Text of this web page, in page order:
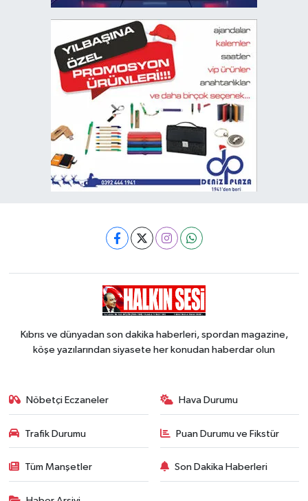
Kıbrıs ve dünyadan son dakika haberleri, spordan magazine,
köşe yazılarından siyasete her konudan haberdar olun
Nöbetçi Eczaneler Hava Durumu
Trafik Durumu Puan Durumu ve Fikstür
Tüm Manşetler Son Dakika Haberleri